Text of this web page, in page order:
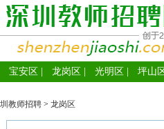
宝安区 龙岗区 光明区 坪山
圳教师招聘 > 龙岗区